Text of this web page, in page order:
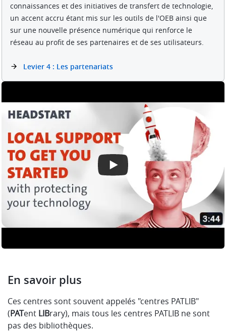
connaissances et des initiatives de transfert de technologie,
un accent accru étant mis sur les outils de l'OEB ainsi que
sur une nouvelle présence numérique qui renforce le
réseau au profit de ses partenaires et de ses utilisateurs.
Levier 4 : Les partenariats
En savoir plus
Ces centres sont souvent appelés "centres PATLIB"
(PATent LIBrary), mais tous les centres PATLIB ne sont
pas des bibliothèques.